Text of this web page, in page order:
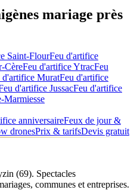
mariage près
Saint-FlourFeu d'artifice
CèreFeu d'artificeYtracFeu
d'artifice MuratFeu d'artifice
d'artifice JussacFeu d'artifice
Marmiesse
anniversaireFeux de jour &
dronesPrix & tarifsDevis gratuit
(69). Spectacles
communes et entreprises.